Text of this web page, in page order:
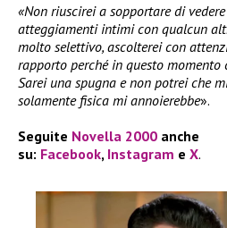
«Non riuscirei a sopportare di
atteggiamenti intimi con qualcun
molto selettivo, ascolterei con
rapporto perché in questo momento
Sarei una spugna e non potrei che
solamente fisica mi annoierebbe».
Seguite Novella 2000 anche
su: Facebook, Instagram e X.